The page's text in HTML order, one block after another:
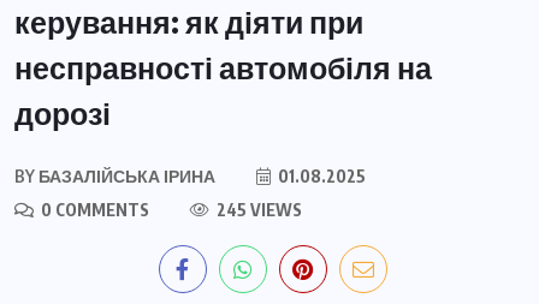
керування: як діяти при
несправності автомобіля на
дорозі
BY БАЗАЛІЙСЬКА ІРИНА
01.08.2025
0 COMMENTS
245 VIEWS